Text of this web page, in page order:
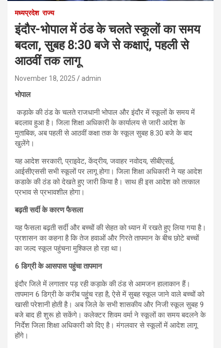
मध्यप्रदेश राज्य
इंदौर-भोपाल में ठंड के चलते स्कूलों का समय
बदला, सुबह 8:30 बजे से कक्षाएं, पहली से
आठवीं तक लागू
November 18, 2025 admin
भोपाल
कड़ाके की ठंड के चलते राजधानी भोपाल और इंदौर में स्कूलों के समय में
बदलाव हुआ है। जिला शिक्षा अधिकारी के कार्यालय से जारी आदेश के
मुताबिक, अब पहली से आठवीं कक्षा तक के स्कूल सुबह 8.30 बजे के बाद
खुलेंगे।
यह आदेश सरकारी, प्राइवेट, केंद्रीय, जवाहर नवोदय, सीबीएसई,
आईसीएससी सभी स्कूलों पर लागू होगा। जिला शिक्षा अधिकारी ने यह आदेश
कडाके की ठंड को देखते हुए जारी किया है। साथ ही इस आदेश को तत्काल
प्रभाव से प्रभावशील होगा।
बढ़ती सर्दी के कारण फैसला
यह फैसला बढ़ती सर्दी और बच्चों की सेहत को ध्यान में रखते हुए लिया गया है।
प्रशासन का कहना है कि तेज हवाओं और गिरते तापमान के बीच छोटे बच्चों
का जल्द स्कूल पहुंचना मुश्किल हो रहा था।
6 डिग्री के आसपास पहुंचा तापमान
इंदौर जिले में लगातार पड़ रही कड़ाके की ठंड से आमजन हालाकान हैं।
तापमान 6 डिग्री के करीब पहुुंच रहा है, ऐसे में सुबह स्कूल जाने वाले बच्चों को
खासी परेशानी होती है। अब जिले के सभी शासकीय और निजी स्कूल सुबह 9
बजे बाद ही शुरू हो सकेंगे। कलेक्टर शिवम वर्मा ने स्कूलों का समय बदलने के
निर्देश जिला शिक्षा अधिकारी को दिए है। मंगलवार से स्कूलों में आदेश लागू
होंगे।